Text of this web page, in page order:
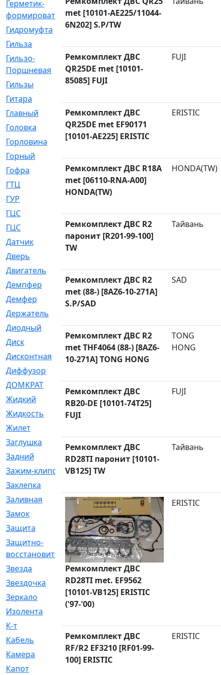
Герметик-
формирователь
[3]
Гидромуфта
[47]
Гильза
[56]
Гильзо-
Поршневая
[13]
Гильзы
[259]
Гитара
Главный
[29]
Головка
[28]
Горловина
[14]
Горный
[1]
Гофра
[86]
ГТЦ
[96]
ГУР
[34]
ГЦC
[6]
ГЦС
[74]
Датчик
[969]
Дверь
Двигатель
[64]
Демпфер
[2]
Демфер
[1]
Держатель
Диодный
[3]
Диск
[418]
Дисконтная
[1]
Диффузор
ДОМКРАТ
[1]
Жидкий
[5]
Жидкость
Жилет
Заглушка
Задний
[528]
Зажим-клипса
[1]
Заклепка
Заливная
[4]
Замок
[12]
Защита
[79]
Защитно-
восстановительный
[4]
Звезда
[1]
Звездочка
[5]
Зеркало
[369]
Изолента
К-т
[13]
Кабель
[50]
Камера
[4]
Капот
met [10101-AE225/11044-
6N202] S.P/TW
Ремкомплект ДВС
QR25DE met [10101-
85085] FUJI
FUJI
Ремкомплект ДВС
QR25DE met EF90171
[10101-AE225] ERISTIC
ERISTIC
Ремкомплект ДВС R18A
met [06110-RNA-A00]
HONDA(TW)
HONDA(TW)
Ремкомплект ДВС R2
паронит [R201-99-100]
TW
Тайвань
Ремкомплект ДВС R2
met (88-) [8AZ6-10-271A]
S.P/SAD
SAD
Ремкомплект ДВС R2
met THF4064 (88-) [8AZ6-
10-271A] TONG HONG
TONG
HONG
Ремкомплект ДВС
RB20-DE [10101-74T25]
FUJI
FUJI
Ремкомплект ДВС
RD28TI паронит [10101-
VB125] TW
Тайвань
Ремкомплект ДВС
RD28TI met. EF9562
[10101-VB125] ERISTIC
('97-'00)
ERISTIC
Ремкомплект ДВС
RF/R2 EF3210 [RF01-99-
100] ERISTIC
ERISTIC